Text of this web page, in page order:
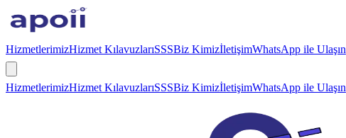
HizmetlerimizHizmet KılavuzlarıSSSBiz KimizİletişimWhatsApp ile Ulaşın
HizmetlerimizHizmet KılavuzlarıSSSBiz KimizİletişimWhatsApp ile Ulaşın